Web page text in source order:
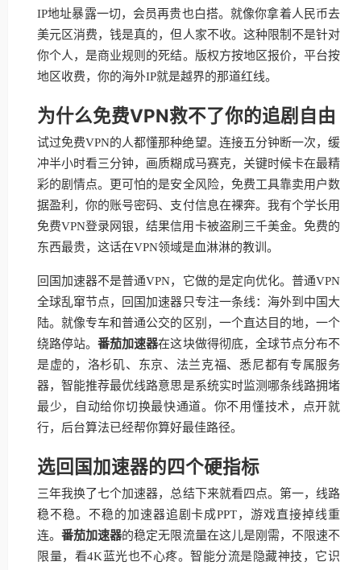
IP地址暴露一切，会员再贵也白搭。就像你拿着人民币去
美元区消费，钱是真的，但人家不收。这种限制不是针对
你个人，是商业规则的死结。版权方按地区报价，平台按
地区收费，你的海外IP就是越界的那道红线。
为什么免费VPN救不了你的追剧自由
试过免费VPN的人都懂那种绝望。连接五分钟断一次，缓
冲半小时看三分钟，画质糊成马赛克，关键时候卡在最精
彩的剧情点。更可怕的是安全风险，免费工具靠卖用户数
据盈利，你的账号密码、支付信息在裸奔。我有个学长用
免费VPN登录网银，结果信用卡被盗刷三千美金。免费的
东西最贵，这话在VPN领域是血淋淋的教训。
回国加速器不是普通VPN，它做的是定向优化。普通VPN
全球乱窜节点，回国加速器只专注一条线：海外到中国大
陆。就像专车和普通公交的区别，一个直达目的地，一个
绕路停站。番茄加速器在这块做得彻底，全球节点分布不
是虚的，洛杉矶、东京、法兰克福、悉尼都有专属服务
器，智能推荐最优线路意思是系统实时监测哪条线路拥堵
最少，自动给你切换最快通道。你不用懂技术，点开就
行，后台算法已经帮你算好最佳路径。
选回国加速器的四个硬指标
三年我换了七个加速器，总结下来就看四点。第一，线路
稳不稳。不稳的加速器追剧卡成PPT，游戏直接掉线重
连。番茄加速器的稳定无限流量在这儿是刚需，不限速不
限量，看4K蓝光也不心疼。智能分流是隐藏神技，它识